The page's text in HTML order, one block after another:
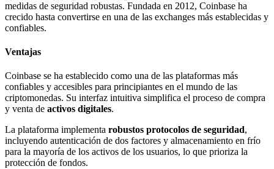
medidas de seguridad robustas. Fundada en 2012, Coinbase ha
crecido hasta convertirse en una de las exchanges más establecidas y
confiables.
Ventajas
Coinbase se ha establecido como una de las plataformas más
confiables y accesibles para principiantes en el mundo de las
criptomonedas. Su interfaz intuitiva simplifica el proceso de compra
y venta de activos digitales.
La plataforma implementa robustos protocolos de seguridad,
incluyendo autenticación de dos factores y almacenamiento en frío
para la mayoría de los activos de los usuarios, lo que prioriza la
protección de fondos.